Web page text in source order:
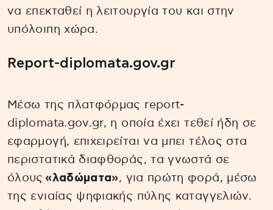
να επεκταθεί η λειτουργία του και στην
υπόλοιπη χώρα.
Report-diplomata.gov.gr
Μέσω της πλατφόρμας report-
diplomata.gov.gr, η οποία έχει τεθεί ήδη σε
εφαρμογή, επιχειρείται να μπει τέλος στα
περιστατικά διαφθοράς, τα γνωστά σε
όλους «λαδώματα», για πρώτη φορά, μέσω
της ενιαίας ψηφιακής πύλης καταγγελιών.